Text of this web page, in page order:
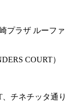
プラザ ルーファ
COURT）
チネチッタ通り